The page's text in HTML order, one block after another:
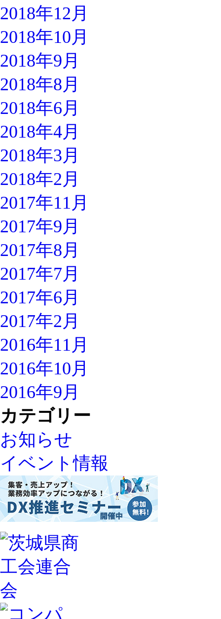
2018年12月
2018年10月
2018年9月
2018年8月
2018年6月
2018年4月
2018年3月
2018年2月
2017年11月
2017年9月
2017年8月
2017年7月
2017年6月
2017年2月
2016年11月
2016年10月
2016年9月
カテゴリー
お知らせ
イベント情報